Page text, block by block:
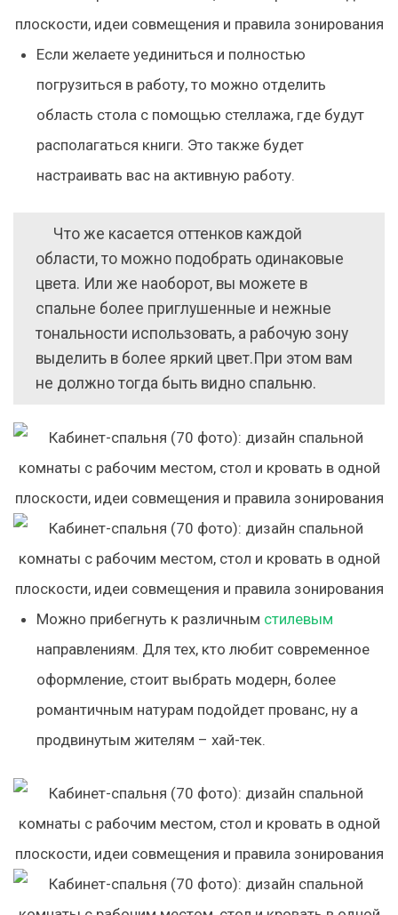
Если желаете уединиться и полностью
погрузиться в работу, то можно отделить
область стола с помощью стеллажа, где будут
располагаться книги. Это также будет
настраивать вас на активную работу.
Что же касается оттенков каждой
области, то можно подобрать одинаковые
цвета. Или же наоборот, вы можете в
спальне более приглушенные и нежные
тональности использовать, а рабочую зону
выделить в более яркий цвет.При этом вам
не должно тогда быть видно спальню.
Можно прибегнуть к различным стилевым
направлениям. Для тех, кто любит современное
оформление, стоит выбрать модерн, более
романтичным натурам подойдет прованс, ну а
продвинутым жителям – хай-тек.